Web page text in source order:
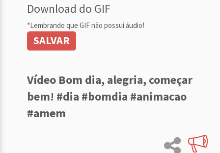
Download do GIF
*Lembrando que GIF não possui áudio!
SALVAR
Vídeo Bom dia, alegria, começar
bem! #dia #bomdia #animacao
#amem